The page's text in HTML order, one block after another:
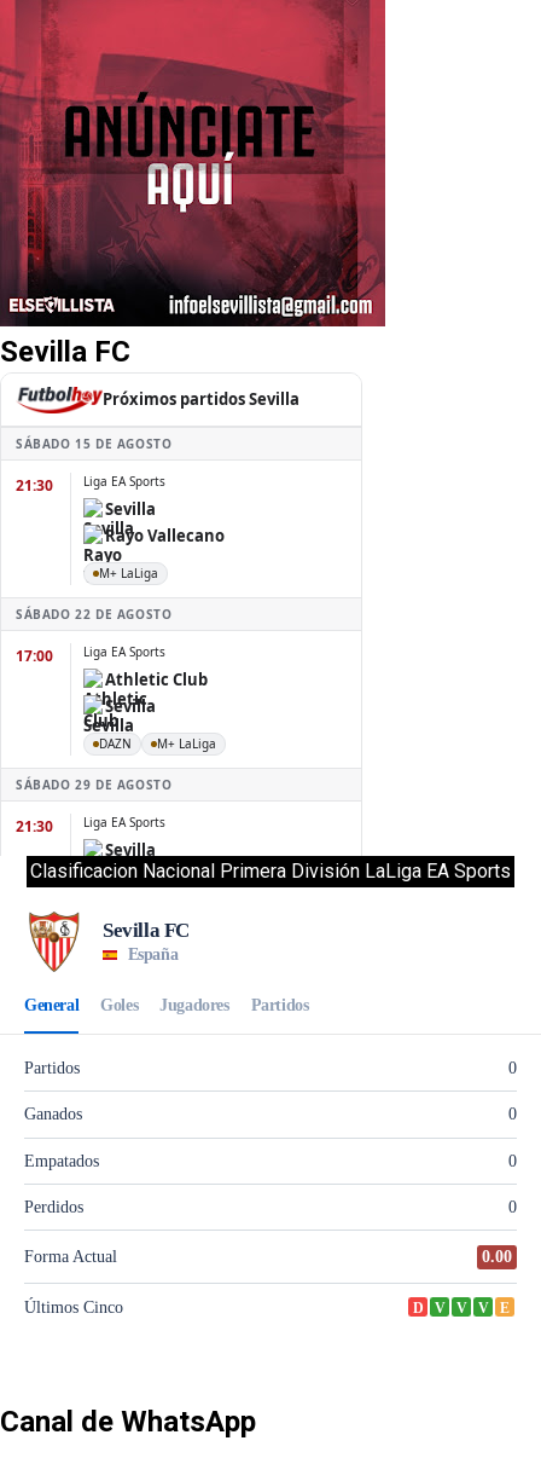
Sevilla FC
Clasificacion Nacional Primera División LaLiga EA Sports
Canal de WhatsApp